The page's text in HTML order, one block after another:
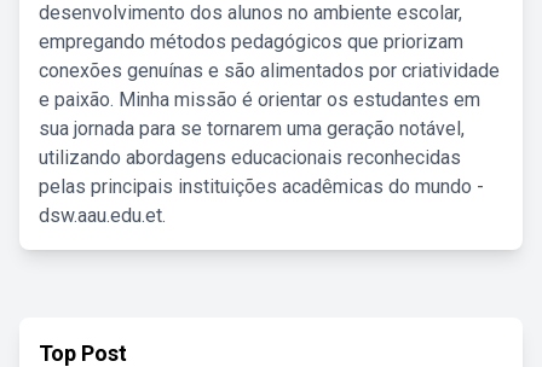
desenvolvimento dos alunos no ambiente escolar,
empregando métodos pedagógicos que priorizam
conexões genuínas e são alimentados por criatividade
e paixão. Minha missão é orientar os estudantes em
sua jornada para se tornarem uma geração notável,
utilizando abordagens educacionais reconhecidas
pelas principais instituições acadêmicas do mundo -
dsw.aau.edu.et.
Top Post